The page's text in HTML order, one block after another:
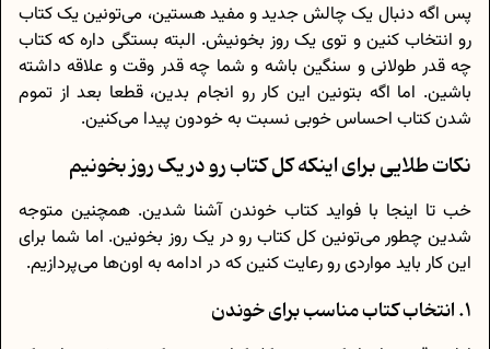
پس اگه دنبال یک چالش جدید و مفید هستین، می‌تونین یک کتاب
رو انتخاب کنین و توی یک روز بخونیش. البته بستگی داره که کتاب
چه قدر طولانی و سنگین باشه و شما چه قدر وقت و علاقه داشته
باشین. اما اگه بتونین این کار رو انجام بدین، قطعا بعد از تموم
شدن کتاب احساس خوبی نسبت به خودون پیدا می‌کنین.
نکات طلایی برای اینکه کل کتاب رو در یک روز بخونیم
خب تا اینجا با فواید کتاب خوندن آشنا شدین. همچنین متوجه
شدین چطور می‌تونین کل کتاب رو در یک روز بخونین. اما شما برای
این کار باید مواردی رو رعایت کنین که در ادامه به اون‌ها می‌پردازیم.
1. انتخاب کتاب مناسب برای خوندن